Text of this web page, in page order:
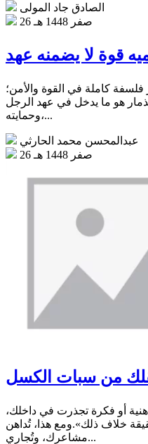
الصادق جاد المولى
26 صفر 1448 هـ
قوة لا يضمنه عهد
كاملة في القوة والأمن؛
هو ما يدخل في عهد الرجل
وحمايته،...
عبدالمحسن محمد الحارثي
26 صفر 1448 هـ
من سبات الكسل
أو فكرة تجذرت في داخلك،
خلاف ذلك».ومع هذا، تُداهن
مشاعرك، وتُجاري...